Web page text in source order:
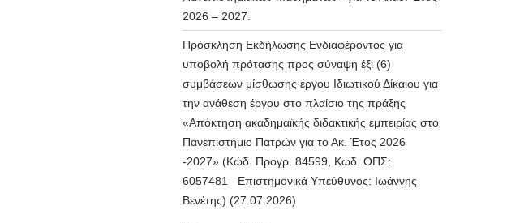
2026 – 2027.
Πρόσκληση Εκδήλωσης Ενδιαφέροντος για
υποβολή πρότασης προς σύναψη έξι (6)
συμβάσεων μίσθωσης έργου Ιδιωτικού Δίκαιου για
την ανάθεση έργου στο πλαίσιο της πράξης
«Απόκτηση ακαδημαϊκής διδακτικής εμπειρίας στο
Πανεπιστήμιο Πατρών για το Ακ. Έτος 2026
-2027» (Κώδ. Προγρ. 84599, Κωδ. ΟΠΣ:
6057481– Επιστημονικά Υπεύθυνος: Ιωάννης
Βενέτης) (27.07.2026)